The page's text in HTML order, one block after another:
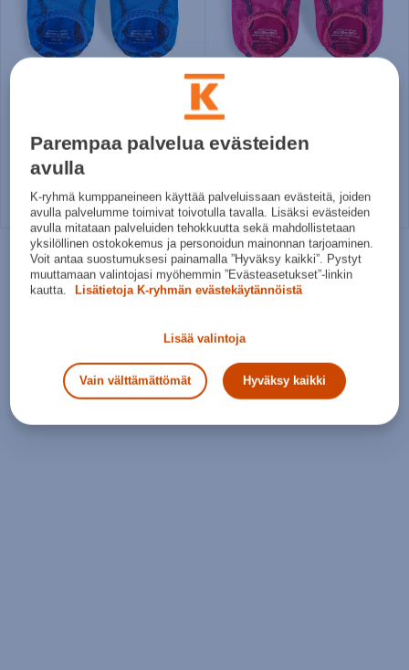
16,95€
Norm. hinta:17,90€
30pv alin hinta: 16,95€
33-37 28 - 32
16,95€
33-37 28 - 32
Parempaa palvelua evästeiden
avulla
K-ryhmä kumppaneineen käyttää palveluissaan evästeitä, joiden
avulla palvelumme toimivat toivotulla tavalla. Lisäksi evästeiden
avulla mitataan palveluiden tehokkuutta sekä mahdollistetaan
yksilöllinen ostokokemus ja personoidun mainonnan tarjoaminen.
Voit antaa suostumuksesi painamalla ”Hyväksy kaikki”. Pystyt
muuttamaan valintojasi myöhemmin ”Evästeasetukset”-linkin
kautta.
Lisätietoja K-ryhmän evästekäytännöistä
Lisää valintoja
Vain välttämättömät Hyväksy kaikki